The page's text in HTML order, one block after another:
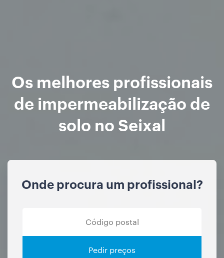
Os melhores profissionais
de impermeabilização de
solo no Seixal
Onde procura um profissional?
Pedir preços